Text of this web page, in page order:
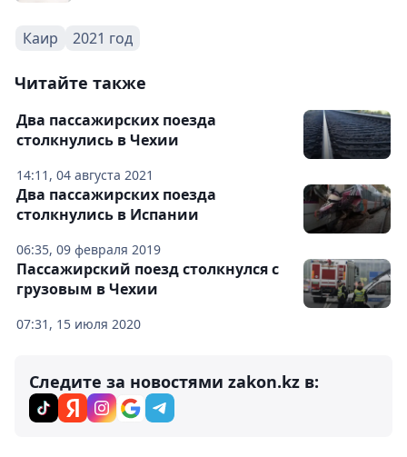
Каир 2021 год
Читайте также
14:11, 04 августа 2021
Два пассажирских поезда
столкнулись в Чехии
06:35, 09 февраля 2019
Два пассажирских поезда
столкнулись в Испании
07:31, 15 июля 2020
Пассажирский поезд столкнулся с
грузовым в Чехии
Следите за новостями zakon.kz в: